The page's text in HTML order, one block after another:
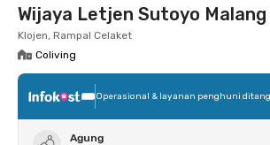
Wijaya Letjen Sutoyo Malang
Klojen, Rampal Celaket
Coliving
Operasional & layanan penghuni
Agung